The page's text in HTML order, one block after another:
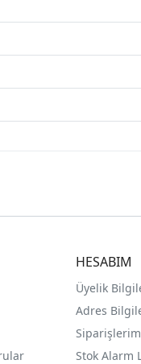
HESABIM
Üyelik
Adres
Siparişlerim
Stok Alarm